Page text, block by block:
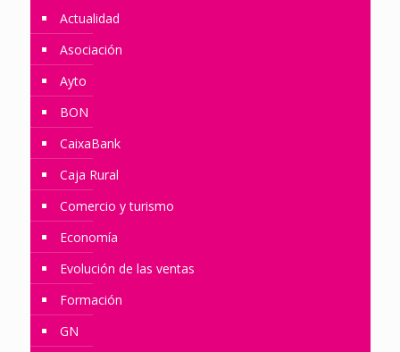
Actualidad
Asociación
Ayto
BON
CaixaBank
Caja Rural
Comercio y turismo
Economía
Evolución de las ventas
Formación
GN